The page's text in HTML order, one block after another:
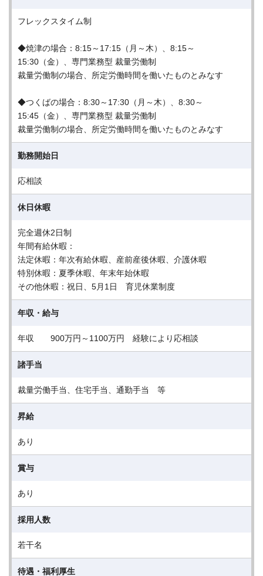
フレックスタイム制
◆焼津の場合：8:15～17:15（月～木）、8:15～
15:30（金）、専門業務型 裁量労働制
裁量労働制の場合、所定労働時間を働いたものとみなす
◆つくばの場合：8:30～17:30（月～木）、8:30～
15:45（金）、専門業務型 裁量労働制
裁量労働制の場合、所定労働時間を働いたものとみなす
勤務開始日
応相談
休日休暇
完全週休2日制
年間有給休暇：
法定休暇：年次有給休暇、産前産後休暇、介護休暇
特別休暇：夏季休暇、年末年始休暇
その他休暇：祝日、5月1日 育児休業制度
年収・給与
年収 900万円～1100万円 経験により応相談
諸手当
裁量労働手当、住宅手当、通勤手当 等
昇給
あり
賞与
あり
採用人数
若干名
待遇・福利厚生